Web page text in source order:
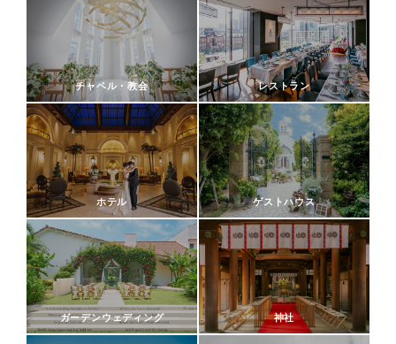
チャペル・教会 レストラン
ホテル ゲストハウス
ガーデンウェディング 神社